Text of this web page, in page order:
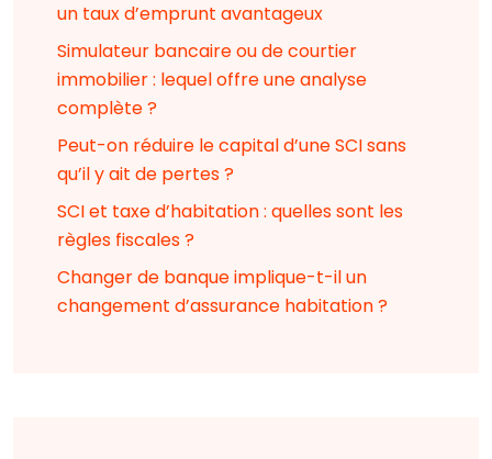
un taux d’emprunt avantageux
Simulateur bancaire ou de courtier
immobilier : lequel offre une analyse
complète ?
Peut-on réduire le capital d’une SCI sans
qu’il y ait de pertes ?
SCI et taxe d’habitation : quelles sont les
règles fiscales ?
Changer de banque implique-t-il un
changement d’assurance habitation ?